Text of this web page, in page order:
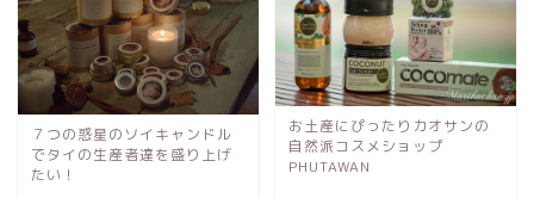
７つの惑星のソイキャンドル
でタイの生産者達を盛り上げ
たい！
お土産にぴったりカオサンの
自然派コスメショップ
PHUTAWAN